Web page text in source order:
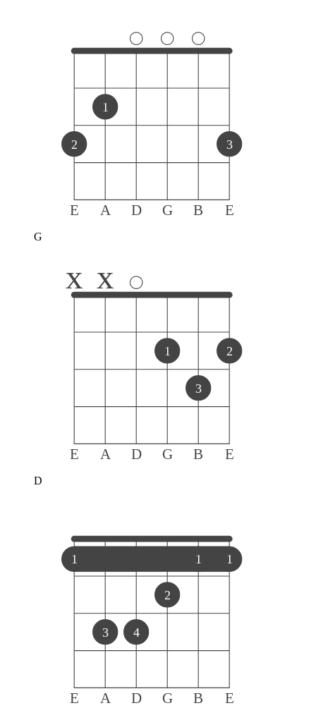
E A D G B E
2
1
3
G
E A D G B E
x x
1
3
2
D
E A D G B E
1 1 1
3 4
2